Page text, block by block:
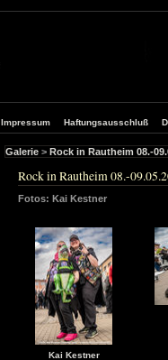
Impressum Haftungsausschluß
Galerie > Rock in Rautheim 08.-
Rock in Rautheim 08.-
Fotos: Kai Kestner
Kai Kestner